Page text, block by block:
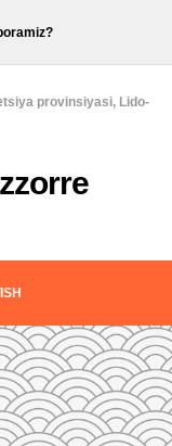
provinsiyasi, Lido-